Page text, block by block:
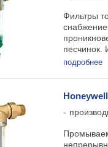
Фильтры
песчинок.
подробнее